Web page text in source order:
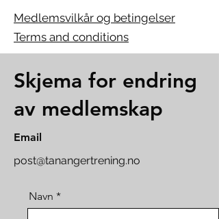
Medlemsvilkår og betingelser
Terms and conditions
Skjema for endring
av medlemskap
Email
post@tanangertrening.no
Navn